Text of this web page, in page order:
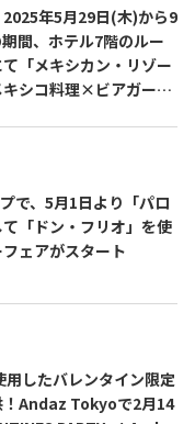
reserved.
2025年5月29日(木)から9
間、ホテル7階のルー
「メキシカン・リゾー
キシコ料理×ビアガーデ
で、5月1日より「パロ
「ドン・フリオ」を使
ェアがスタート
したバレンタイン限定
！Andaz Tokyoで2月14